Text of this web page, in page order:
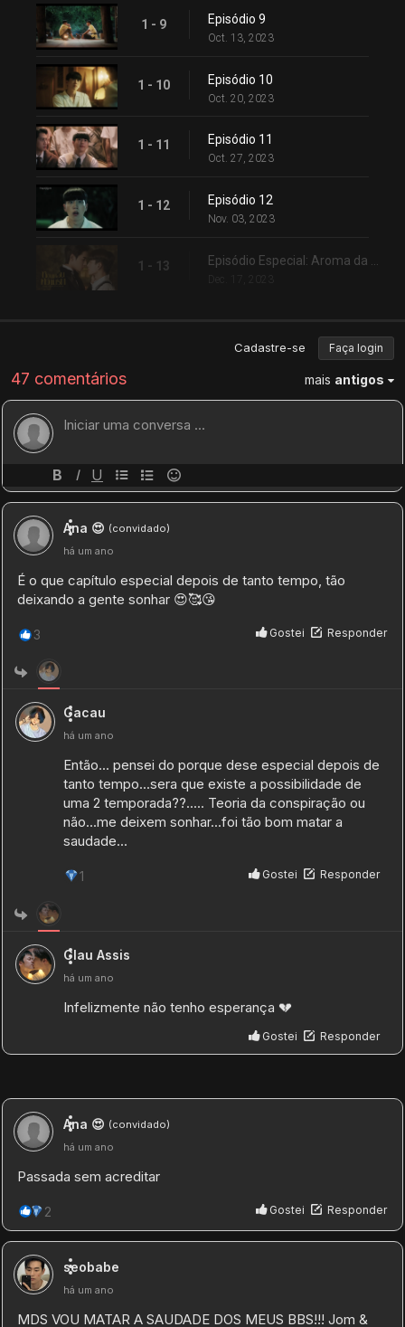
1 - 9 Episódio 9
Oct. 13, 2023
1 - 10 Episódio 10
Oct. 20, 2023
1 - 11 Episódio 11
Oct. 27, 2023
1 - 12 Episódio 12
Nov. 03, 2023
1 - 13